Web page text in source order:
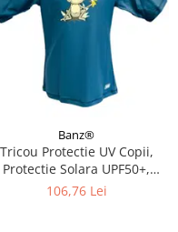
Banz®
Tricou Protectie UV Copii,
Protectie Solara UPF50+,
Petrol Jungle, Diverse marimi
106,76 Lei